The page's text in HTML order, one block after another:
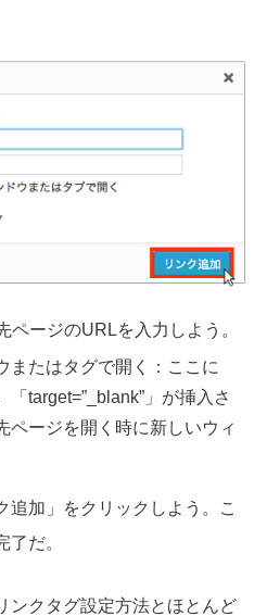
ページのURLを入力しよう。
またはタグで開く：ここに
target=”_blank”」が挿入さ
ページを開く時に新しいウィ
追加」をクリックしよう。こ
だ。
ンクタグ設定方法とほとんど